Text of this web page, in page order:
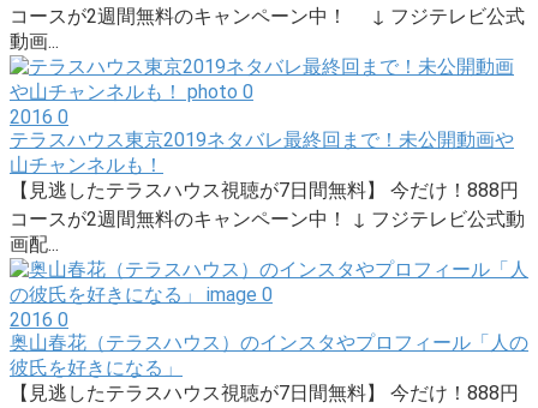
コースが2週間無料のキャンペーン中！ ↓ フジテレビ公式
動画...
2016 0
テラスハウス東京2019ネタバレ最終回まで！未公開動画や
山チャンネルも！
【見逃したテラスハウス視聴が7日間無料】 今だけ！888円
コースが2週間無料のキャンペーン中！ ↓ フジテレビ公式動
画配...
2016 0
奥山春花（テラスハウス）のインスタやプロフィール「人の
彼氏を好きになる」
【見逃したテラスハウス視聴が7日間無料】 今だけ！888円